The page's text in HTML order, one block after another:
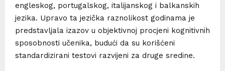
engleskog, portugalskog, italijanskog i balkanskih
jezika. Upravo ta jezička raznolikost godinama je
predstavljala izazov u objektivnoj procjeni kognitivnih
sposobnosti učenika, budući da su korišćeni
standardizirani testovi razvijeni za druge sredine.